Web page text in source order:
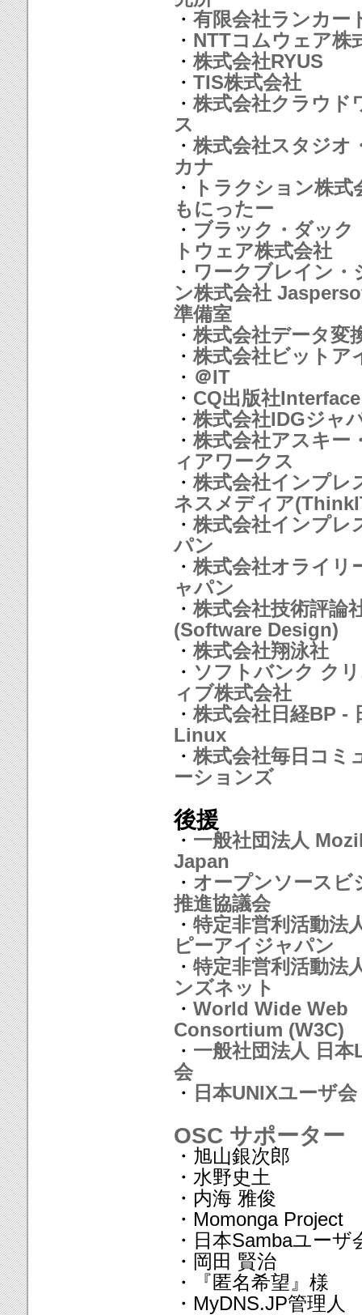
・ 有限会社ランカー
・ NTTコムウェア株
・ 株式会社RYUS
・ TIS株式会社
・ 株式会社クラウド
ス
・ 株式会社スタジオ
カナ
・
トラクション株式
もにったー
・ ブラック・ダック
トウェア株式会社
・ ワークブレイン・
ン株式会社
準備室
・ 株式会社データ変
・ 株式会社ビットア
・ ＠IT
・ CQ出版社Interface
・ 株式会社IDGジャ
・ 株式会社アスキー
ィアワークス
・ 株式会社インプレ
ネスメディア
・ 株式会社インプレ
パン
・ 株式会社オライリ
ャパン
・ 株式会社技術評論
(Software Design)
・ 株式会社翔泳社
・ ソフトバンク ク
ィブ株式会社
・ 株式会社日経BP -
Linux
・ 株式会社毎日コミ
ーションズ
後援
・ 一般社団法人
Japan
・ オープンソースビ
推進協議会
・ 特定非営利活動法
ピーアイジャパン
・ 特定非営利活動法
ンズネット
・ World Wide Web
Consortium (W3C)
・ 一般社団法人 日
会
・ 日本UNIXユーザ会
OSC サポーター
・旭山銀次郎
・水野史土
・内海 雅俊
・Momonga Project
・日本Sambaユーザ
・岡田 賢治
・『匿名希望』様
・MyDNS.JP管理人